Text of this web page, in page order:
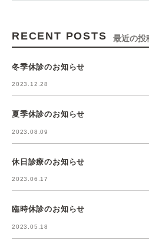
RECENT POSTS 最近の投
冬季休診のお知らせ
2023.12.28
夏季休診のお知らせ
2023.08.09
休日診療のお知らせ
2023.06.17
臨時休診のお知らせ
2023.05.18